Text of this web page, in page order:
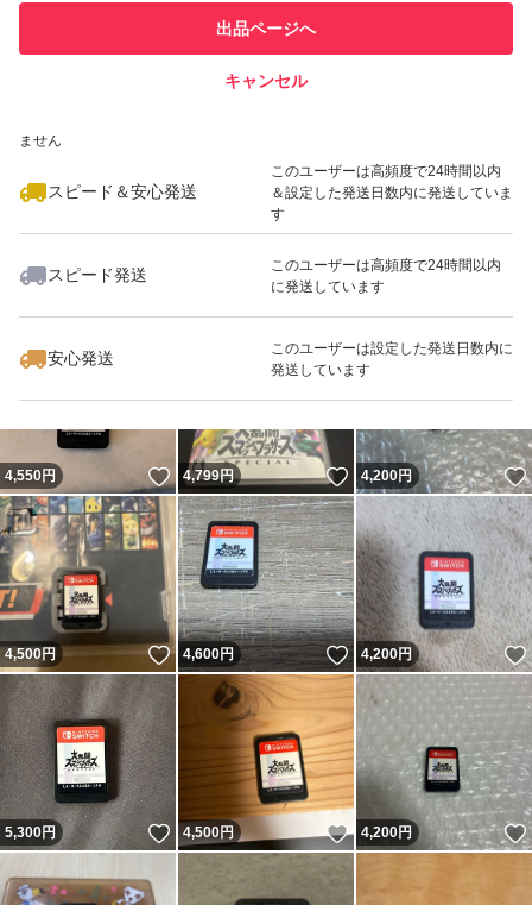
での取引実績があります
ません
スピード＆安心発送
このユーザーは高頻度で24時間以内
＆設定した発送日数内に発送していま
す
スピード発送
このユーザーは高頻度で24時間以内
に発送しています
安心発送
このユーザーは設定した発送日数内に
発送しています
出品ページへ
キャンセル
いいね！
4,380
4,550円 いいね！
4,799円 いいね！
4,200円
4,500円 いいね！
4,600円 いいね！
4,200円
5,300円 いいね！
4,500円 いいね！
4,200円